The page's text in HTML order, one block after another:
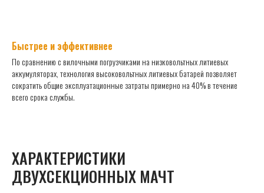
40%
90% погрузчик
Низковольтный литиевый аккумулятор
Электрический вилочный погрузчик
Литиевый
электрический
погрузчик
Высоковольтный литиевый электрический погрузчик
Hangcha
|
|
По сравнению с дизельными погрузчиками, технология
Быстрее и эффективнее
По сравнению с вилочными погрузчиками на низковольтных литиевых
аккумуляторах, технология высоковольтных литиевых батарей позволяет
сократить общие эксплуатационные затраты примерно на 40% в течение
всего срока службы.
ХАРАКТЕРИСТИКИ
ДВУХСЕКЦИОННЫХ МАЧТ